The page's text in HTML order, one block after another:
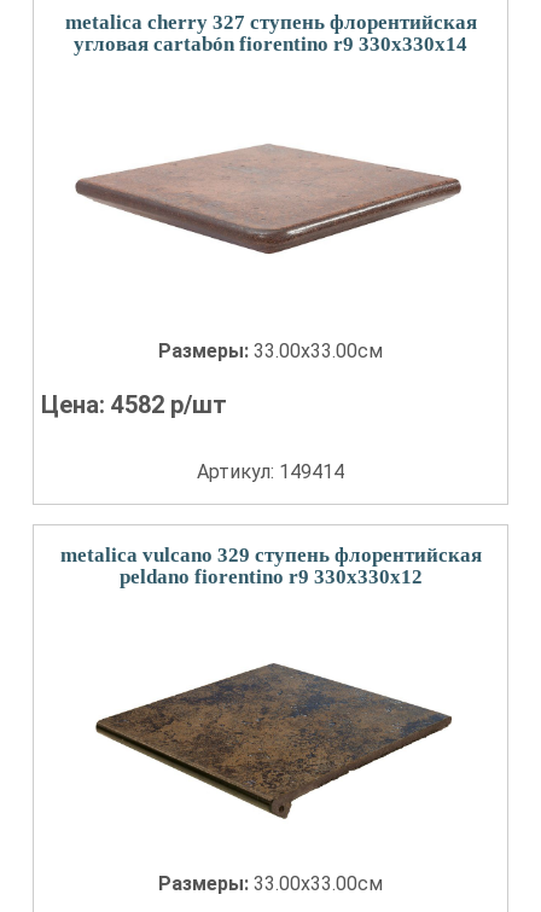
metalica cherry 327 ступень флорентийская
угловая cartabón fiorentino r9 330x330x14
Размеры: 33.00x33.00см
Цена:4582 р/шт
Артикул: 149414
metalica vulcano 329 ступень флорентийская
peldano fiorentino r9 330x330x12
Размеры: 33.00x33.00см